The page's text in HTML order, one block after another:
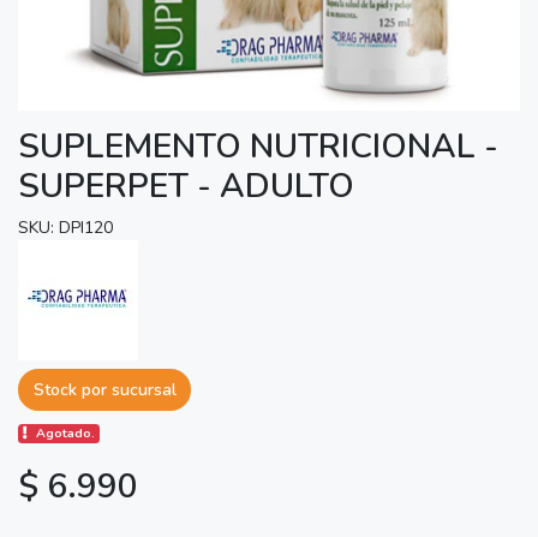
SUPLEMENTO NUTRICIONAL -
SUPERPET - ADULTO
SKU: DPI120
Stock por sucursal
Agotado.
$ 6.990